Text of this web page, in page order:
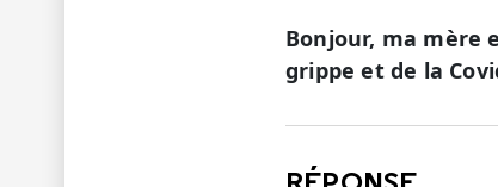
Bonjour, ma mère
grippe et de la